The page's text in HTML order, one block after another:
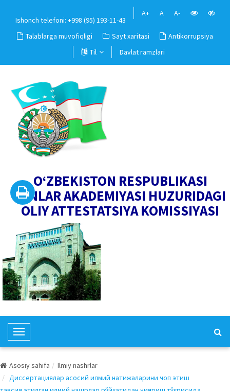
Ishonch telefoni: +998 (95) 193-11-43
A+ A A-
Talablarga muvofiqligi Sayt xaritasi
Antikorrupsiya
Til
Davlat ramzlari
O‘ZBEKISTON RESPUBLIKASI
FANLAR AKADEMIYASI HUZURIDAGI
OLIY ATTESTATSIYA KOMISSIYASI
T
o
g
l
Asosiy sahifa
Ilmiy nashrlar
Диссертациялар асосий илмий натижаларини чоп этиш